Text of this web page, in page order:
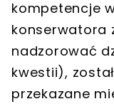
kompetencje
konserwatora
nadzorować
kwestii),
przekazane